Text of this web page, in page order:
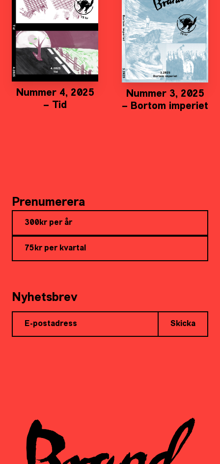
Nummer 4, 2025
– Tid
Nummer 3, 2025
– Bortom imperiet
Prenumerera
300kr per år
75kr per kvartal
Nyhetsbrev
Skicka